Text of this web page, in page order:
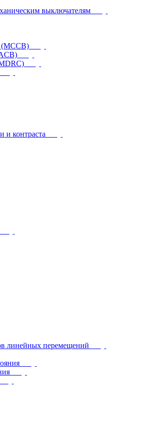
выключателям
(MCCB)
и контраста
линейных перемещений